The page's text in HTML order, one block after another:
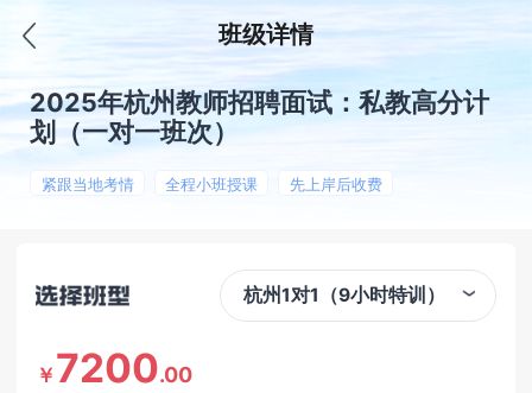
班级详情
2025年杭州教师招聘面试：私教高分计
划（一对一班次）
紧跟当地考情 全程小班授课 先上岸后收费
杭州1对1（9小时特训）
￥ 7200.00